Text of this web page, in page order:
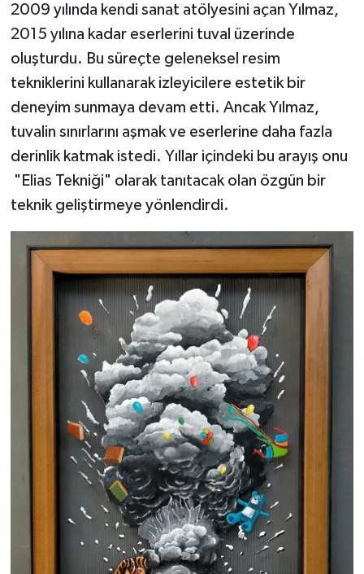
2009 yılında kendi sanat atölyesini açan Yılmaz,
2015 yılına kadar eserlerini tuval üzerinde
oluşturdu. Bu süreçte geleneksel resim
tekniklerini kullanarak izleyicilere estetik bir
deneyim sunmaya devam etti. Ancak Yılmaz,
tuvalin sınırlarını aşmak ve eserlerine daha fazla
derinlik katmak istedi. Yıllar içindeki bu arayış onu
"Elias Tekniği" olarak tanıtacak olan özgün bir
teknik geliştirmeye yönlendirdi.